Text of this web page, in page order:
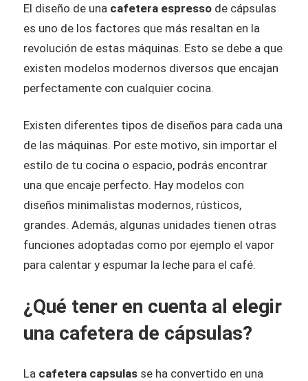
El diseño de una cafetera espresso​ de cápsulas
es uno de los factores que más resaltan en la
revolución de estas máquinas. Esto se debe a que
existen modelos modernos diversos que encajan
perfectamente con cualquier cocina.
Existen diferentes tipos de diseños para cada una
de las máquinas. Por este motivo, sin importar el
estilo de tu cocina o espacio, podrás encontrar
una que encaje perfecto. Hay modelos con
diseños minimalistas modernos, rústicos,
grandes. Además, algunas unidades tienen otras
funciones adoptadas como por ejemplo el vapor
para calentar y espumar la leche para el café.
¿Qué tener en cuenta al elegir
una cafetera de cápsulas?
La cafetera capsulas se ha convertido en una